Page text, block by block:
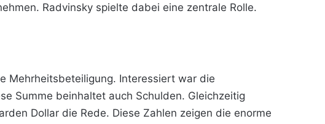
Radvinsky spielte dabei eine zentrale Rolle.
Mehrheitsbeteiligung. Interessiert war die
Summe beinhaltet auch Schulden. Gleichzeitig
Dollar die Rede. Diese Zahlen zeigen die enorme